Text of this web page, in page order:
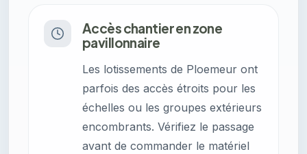
Accès chantier en zone
pavillonnaire
Les lotissements de Ploemeur ont
parfois des accès étroits pour les
échelles ou les groupes extérieurs
encombrants. Vérifiez le passage
avant de commander le matériel